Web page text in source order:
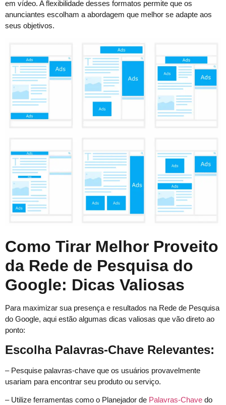
em vídeo. A flexibilidade desses formatos permite que os
anunciantes escolham a abordagem que melhor se adapte aos
seus objetivos.
Como Tirar Melhor Proveito
da Rede de Pesquisa do
Google: Dicas Valiosas
Para maximizar sua presença e resultados na Rede de Pesquisa
do Google, aqui estão algumas dicas valiosas que vão direto ao
ponto:
Escolha Palavras-Chave Relevantes:
– Pesquise palavras-chave que os usuários provavelmente
usariam para encontrar seu produto ou serviço.
– Utilize ferramentas como o Planejador de Palavras-Chave do